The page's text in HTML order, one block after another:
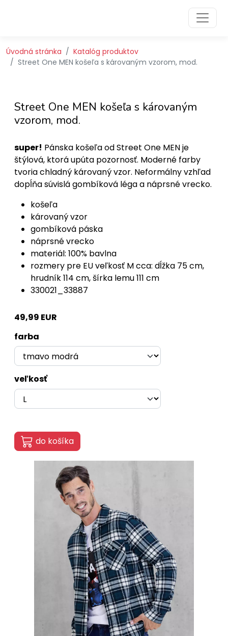
Úvodná stránka
Katalóg produktov
Street One MEN košeľa s károvaným vzorom, mod.
Street One MEN košeľa s károvaným
vzorom, mod.
super! Pánska košeľa od Street One MEN je
štýlová, ktorá upúta pozornosť. Moderné farby
tvoria chladný károvaný vzor. Neformálny vzhľad
dopĺňa súvislá gombíková léga a náprsné vrecko.
košeľa
károvaný vzor
gombíková páska
náprsné vrecko
materiál: 100% bavlna
rozmery pre EU veľkosť M cca: dĺžka 75 cm,
hrudník 114 cm, šírka lemu 111 cm
330021_33887
49,99 EUR
farba
veľkosť
do košíka